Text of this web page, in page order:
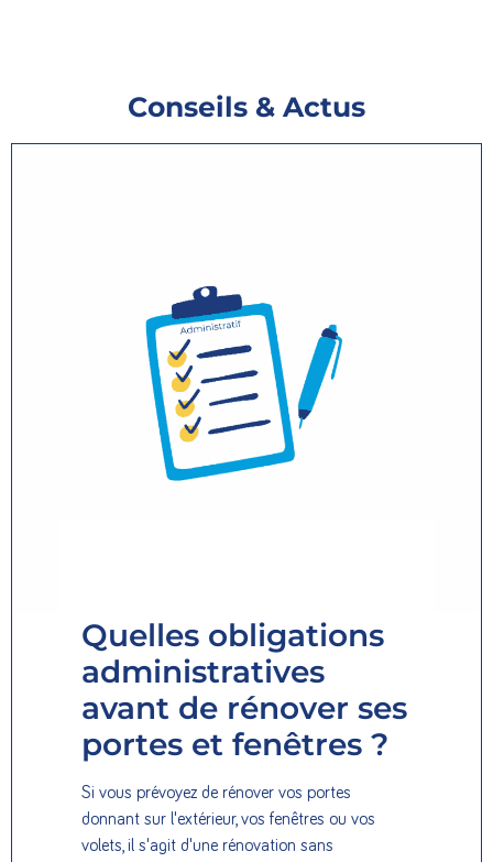
Conseils & Actus
Quelles obligations
administratives
avant de rénover ses
portes et fenêtres ?
Si vous prévoyez de rénover vos portes
donnant sur l'extérieur, vos fenêtres ou vos
volets, il s'agit d'une rénovation sans